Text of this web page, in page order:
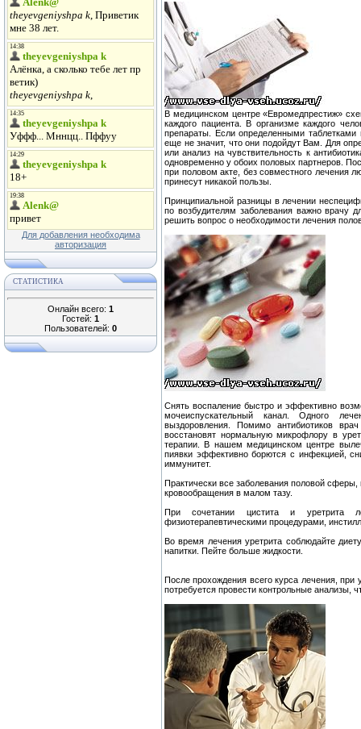
Для добавления необходима
авторизация
СТАТИСТИКА
Онлайн всего: 1
Гостей: 1
Пользователей: 0
В медицинском центре «Евромедпрестиж»
каждого пациента. В организме каждого
препараты. Если определенными
еще не значит, что они подойдут Вам. Для
или анализ на чувствительность к
одновременно у обоих половых партнеров.
при половом акте, без совместного лечения
принесут никакой пользы.
Принципиальной разницы в лечении
по возбудителям заболевания важно врачу
решить вопрос о необходимости лечения
Снять воспаление быстро и эффективно
мочеиспускательный канал. Одного
выздоровления. Помимо антибиотиков
восстановят нормальную микрофлору в
терапии. В нашем медицинском центре
пиявки эффективно борются с инфекцией,
иммунитет.
Практически все заболевания половой
кровообращения в малом тазу.
При сочетании цистита и уретрита
физиотерапевтическими процедурами,
Во время лечения уретрита соблюдайте
напитки. Пейте больше жидкости.
После прохождения всего курса лечения, при
потребуется провести контрольные анализы,